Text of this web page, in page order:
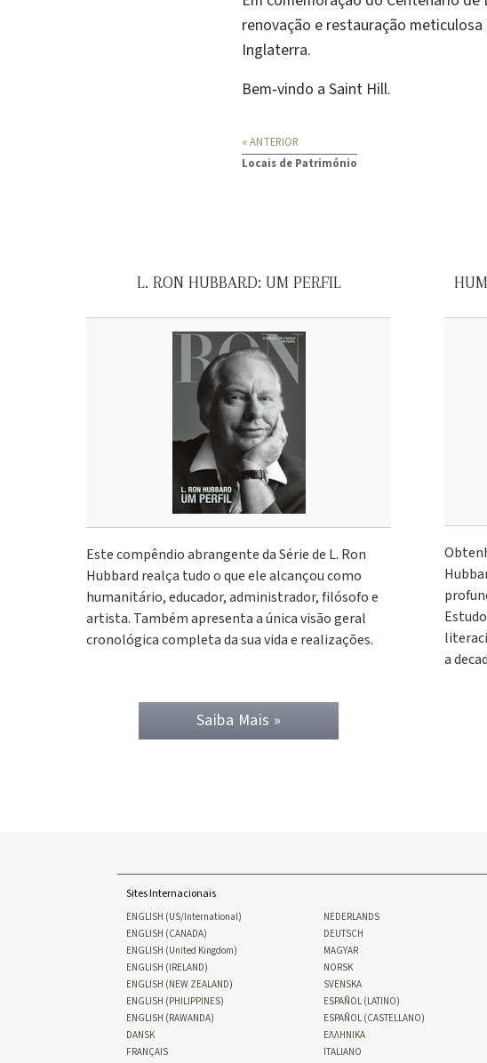
renovação e restauração
Inglaterra.
Bem‑vindo a Saint Hill.
« ANTERIOR
Locais de Património
L. RON HUBBARD: UM PERFIL
Este compêndio abrangente da Série de L. Ron
Hubbard realça tudo o que ele alcançou como
humanitário, educador, administrador, filósofo e
artista. Também apresenta a única visão geral
cronológica completa da sua vida e realizações.
Saiba Mais »
a
Sites Internacionais
ENGLISH (US/International)
ENGLISH (CANADA)
ENGLISH (United Kingdom)
ENGLISH (IRELAND)
ENGLISH (NEW ZEALAND)
ENGLISH (PHILIPPINES)
ENGLISH (RAWANDA)
DANSK
FRANÇAIS
NEDERLANDS
DEUTSCH
MAGYAR
NORSK
SVENSKA
ESPAÑOL (LATINO)
ESPAÑOL (CASTELLANO)
ΕΛΛΗΝΙΚA
ITALIANO